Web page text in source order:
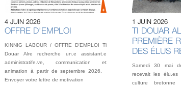
4 JUIN 2026
OFFRE D'EMPLOI
KINNIG LABOUR / OFFRE D'EMPLOI Ti
Douar Alre recherche un.e assistant.e
administratife.ve, communication et
animation à partir de septembre 2026.
Envoyer votre lettre de motivation
1 JUIN 2026
TI DOUAR
PREMIÈRE
DES ÉLUS
Samedi 30 mai
recevait les élu.es
culture